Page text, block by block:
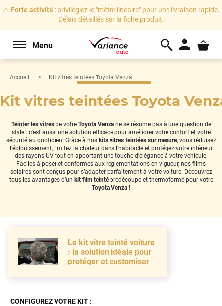
⚠️ Forte activité: privilégiez le "mètre linéaire" pour une livraison rapide.
Délais détaillés sur la fiche produit.
Menu
Accueil Kit vitres teintées Toyota Venza
Kit vitres teintées Toyota
Teinter les vitresde votre Toyota Venzane se résume pas à une question de
style : c'est aussi une solution efficace pour améliorer votre confort et votre
sécurité au quotidien. Grâce à nos kits vitres teintées sur mesure, vous réduisez
l’éblouissement, limitez la chaleur dans l’habitacle et protégez votre intérieur
des rayons UV tout en apportant une touche d’élégance à votre véhicule.
Faciles à poser et conformes aux réglementations en vigueur, nos films
solaires sont conçus pour s’adapter parfaitement à votre voiture. Découvrez
tous les avantages d’un kit film teintéprédécoupé et thermoformé pour votre
Toyota Venza !
Le kit vitre teinté voiture
: la solution idéale pour
protéger et customiser
CONFIGUREZ VOTRE KIT :